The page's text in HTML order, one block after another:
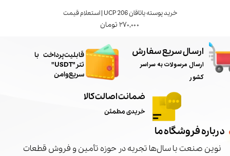
خرید پوسته یاتاقان UCP 206 | استعلام قیمت
۲۷۰,۰۰۰ تومان
ارسال سریع سفارش
ارسال مرسولات به سراسر
کشور
ضمانت اصالت کالا
خریدی مطمئن
درباره فروشگاه ما
نوین صنعت با سال‌ها تجربه در حوزه تأمین و فروش قطعات
​قابلیت پرداخت با
تتر"USDT"
سریع و امن